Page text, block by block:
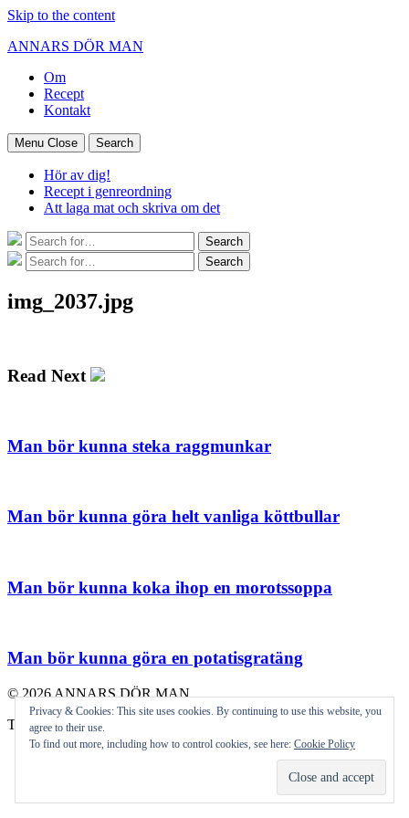
Skip to the content
ANNARS DÖR MAN
Om
Recept
Kontakt
Menu Close Search
Hör av dig!
Recept i genreordning
Att laga mat och skriva om det
Search
for:
Search
Search
for:
Search
img_2037.jpg
Read Next
Man bör kunna steka raggmunkar
Man bör kunna göra helt vanliga köttbullar
Man bör kunna koka ihop en morotssoppa
Man bör kunna göra en potatisgratäng
© 2026 ANNARS DÖR MAN
Theme byAnders Norén
Privacy & Cookies: This site uses cookies. By continuing to use this website, you
agree to their use.
To find out more, including how to control cookies, see here: Cookie Policy